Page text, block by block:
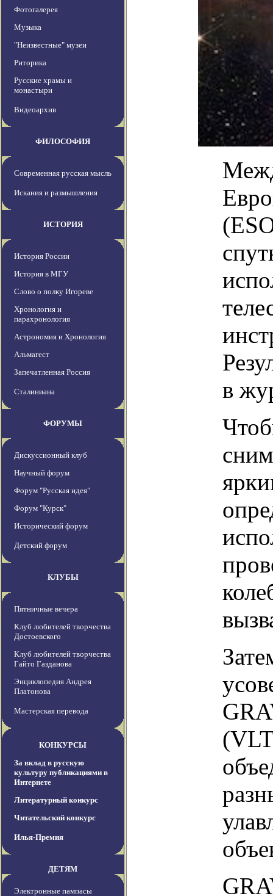
Фотогалерея
Музыка
"Неизвестные" музеи
Риторика
Русские храмы и
монастыри
Видеоархив
ФИЛОСОФИЯ
Современная русская мысль
Искания и размышления
ИСТОРИЯ
История России
История в МГУ
Слово о полку Игореве
Хронология и
парахронология
Астрономия и Хронология
Альмагест
Запечатленная Россия
Сталиниана
ФОРУМЫ
Дискуссионный клуб
Научный форум
Форум "Русская идея"
Форум "Курск"
Исторический форум
Детский форум
КЛУБЫ
Пятничные вечера
Клуб любителей творчества
Достоевского
Клуб любителей творчества
Гайто Газданова
Энциклопедия Андрея
Платонова
Мастерская перевода
КОНКУРСЫ
За вклад в русскую
культуру публикациями в
Интернете
Литературный конкурс
Читательский конкурс
Илья-Премия
ДЕТЯМ
Электронные пампасы
в